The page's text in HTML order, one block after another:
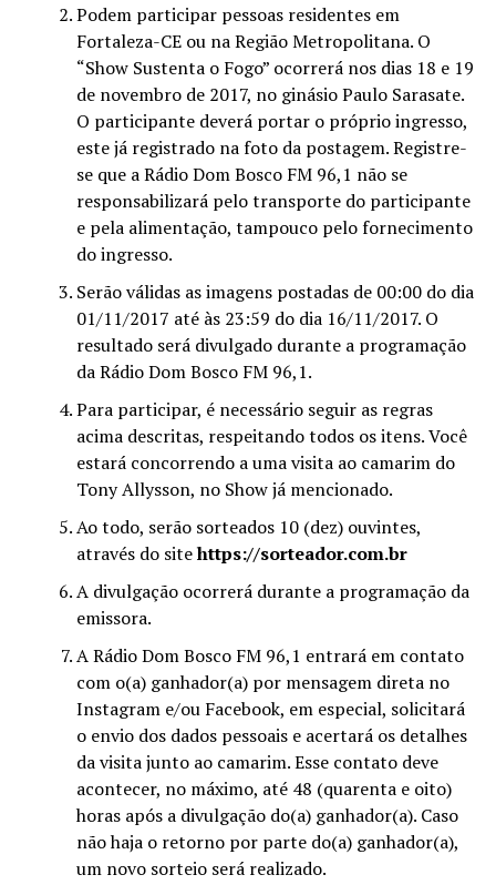
Podem participar pessoas residentes em
Fortaleza-CE ou na Região Metropolitana. O
“Show Sustenta o Fogo” ocorrerá nos dias 18 e 19
de novembro de 2017, no ginásio Paulo Sarasate.
O participante deverá portar o próprio ingresso,
este já registrado na foto da postagem. Registre-
se que a Rádio Dom Bosco FM 96,1 não se
responsabilizará pelo transporte do participante
e pela alimentação, tampouco pelo fornecimento
do ingresso.
Serão válidas as imagens postadas de 00:00 do dia
01/11/2017 até às 23:59 do dia 16/11/2017. O
resultado será divulgado durante a programação
da Rádio Dom Bosco FM 96,1.
Para participar, é necessário seguir as regras
acima descritas, respeitando todos os itens. Você
estará concorrendo a uma visita ao camarim do
Tony Allysson, no Show já mencionado.
Ao todo, serão sorteados 10 (dez) ouvintes,
através do sitehttps://sorteador.com.br
A divulgação ocorrerá durante a programação da
emissora.
A Rádio Dom Bosco FM 96,1 entrará em contato
com o(a) ganhador(a) por mensagem direta no
Instagram e/ou Facebook, em especial, solicitará
o envio dos dados pessoais e acertará os detalhes
da visita junto ao camarim. Esse contato deve
acontecer, no máximo, até 48 (quarenta e oito)
horas após a divulgação do(a) ganhador(a). Caso
não haja o retorno por parte do(a) ganhador(a),
um novo sorteio será realizado.